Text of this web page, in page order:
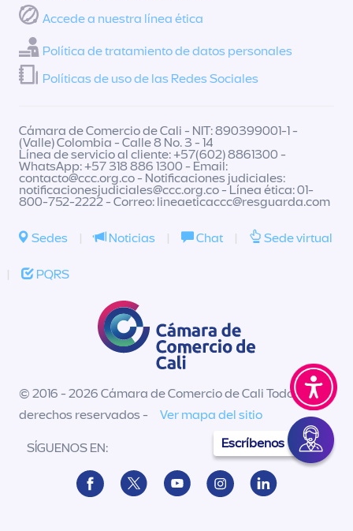
Escríbenos
Accede a nuestra línea ética
Política de tratamiento de datos personales
Políticas de uso de las Redes Sociales
Cámara de Comercio de Cali - NIT: 890399001-1 -
(Valle) Colombia - Calle 8 No. 3 - 14
Línea de servicio al cliente: +57(602) 8861300 -
WhatsApp: +57 318 886 1300 - Email:
contacto@ccc.org.co- Notificaciones judiciales:
notificacionesjudiciales@ccc.org.co- Línea ética: 01-
800-752-2222 - Correo: lineaeticaccc@resguarda.com
Sedes | Noticias | Chat | Sede virtual
| PQRS
© 2016 - 2026 Cámara de Comercio de Cali Todos los
derechos reservados -
Ver mapa del sitio
SÍGUENOS EN: